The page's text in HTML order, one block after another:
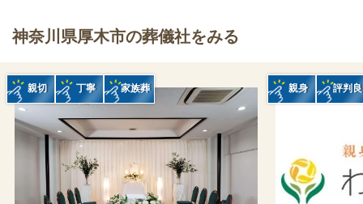
神奈川県厚木市の葬儀社をみる
親切 丁寧 家族葬 親身 評判良